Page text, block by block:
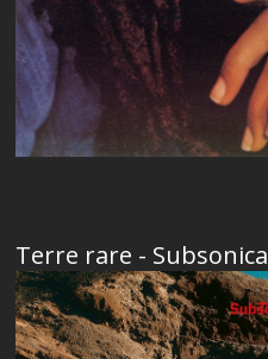
Terre rare - Subsonica